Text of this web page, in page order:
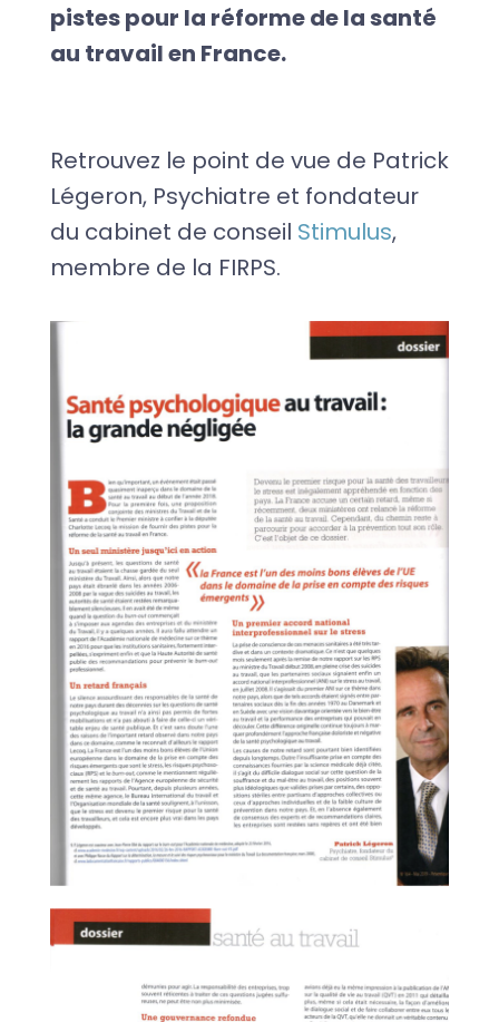
pistes pour la réforme de la santé
au travail en France.
Retrouvez le point de vue de Patrick
Légeron, Psychiatre et fondateur
du cabinet de conseil Stimulus,
membre de la FIRPS.